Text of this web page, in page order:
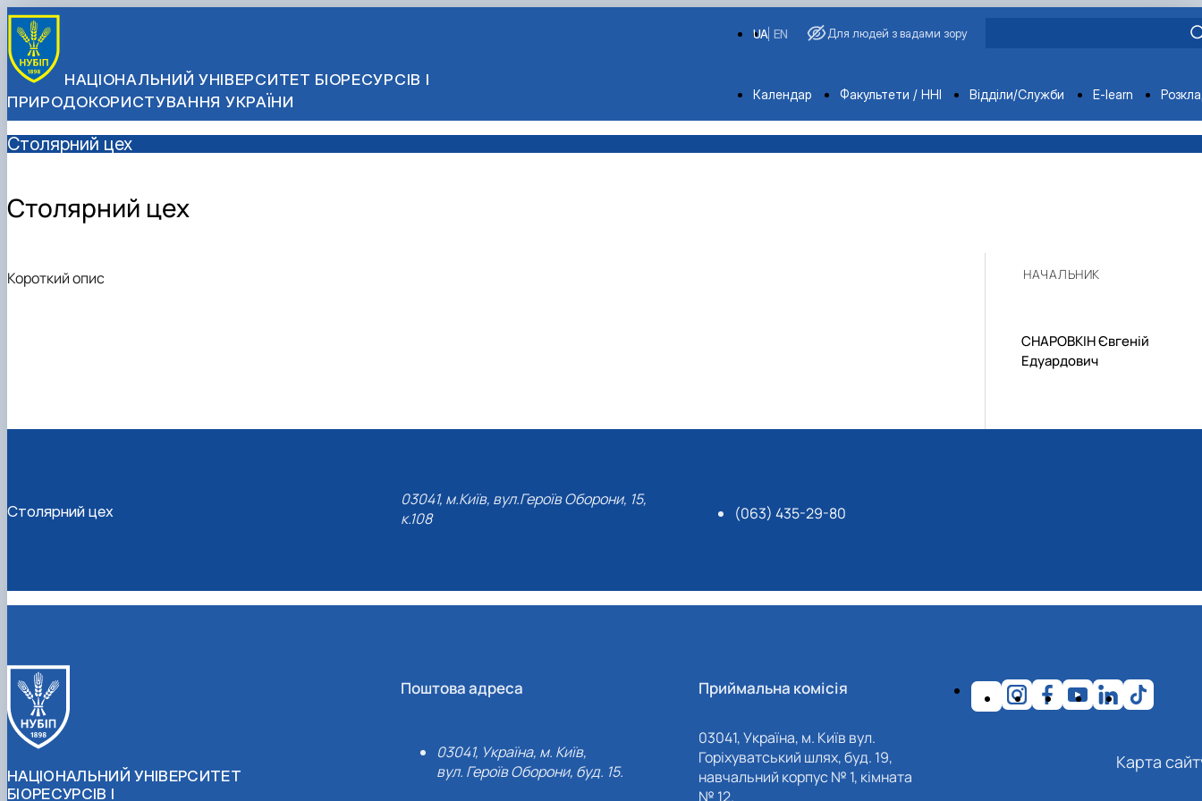
НАЦІОНАЛЬНИЙ УНІВЕРСИТЕТ БІОРЕСУРСІВ І
ПРИРОДОКОРИСТУВАННЯ УКРАЇНИ
EN
UA Для людей з вадами зору
Departments
Календар Факультети / ННІ Відділи/Служби E-learn
Столярний цех
Столярний цех
Короткий опис НАЧАЛЬНИК
СНАРОВКІН Євгеній
Едуардович
Столярний цех
03041, м.Київ, вул.Героїв Оборони, 15,
к.108
(063) 435-29-80
НАЦІОНАЛЬНИЙ УНІВЕРСИТЕТ
БІОРЕСУРСІВ І
Поштова адреса
03041, Україна, м. Київ,
вул. Героїв Оборони, буд. 15.
Приймальна комісія
03041, Україна, м. Київ вул.
Горіхуватський шлях, буд. 19,
навчальний корпус № 1, кімната
№ 12.
Карта